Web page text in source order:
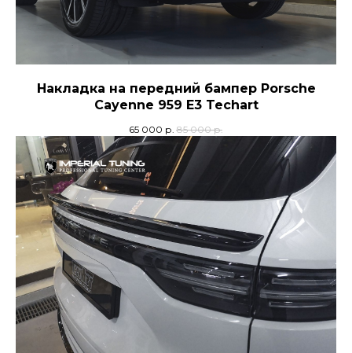
Накладка на передний бампер Porsche
Cayenne 959 E3 Techart
65 000 р. 85 000 р.
отправляя заявку, я даю согласие
Отправить